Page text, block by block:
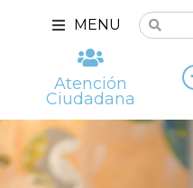
MENU
Atención
Ciudadana